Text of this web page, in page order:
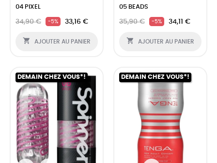
04 PIXEL
34,90 € -5% 33,16 €
 AJOUTER AU PANIER
05 BEADS
35,90 € -5% 34,11 €
 AJOUTER AU PANIER
DEMAIN CHEZ VOUS*! DEMAIN CHEZ VOUS*!